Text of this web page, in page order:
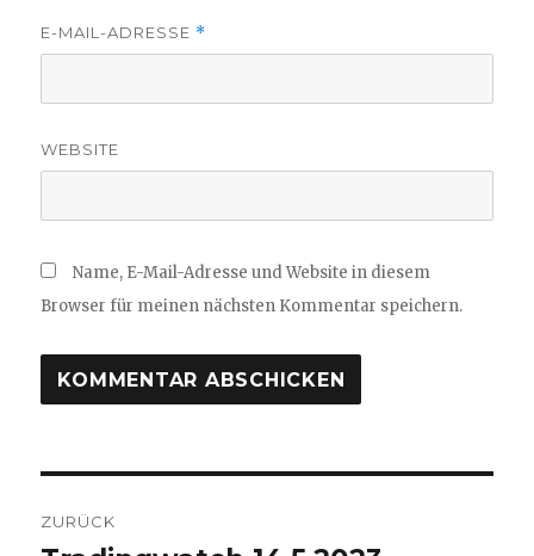
E-MAIL-ADRESSE *
WEBSITE
Name, E-Mail-Adresse und Website in diesem
Browser für meinen nächsten Kommentar speichern.
ZURÜCK